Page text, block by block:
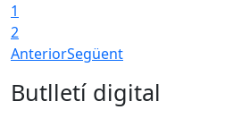
1
2
AnteriorSegüent
Butlletí digital